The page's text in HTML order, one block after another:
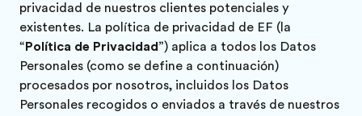
privacidad de nuestros clientes potenciales y
existentes. La política de privacidad de EF (la
“Política de Privacidad”) aplica a todos los Datos
Personales (como se define a continuación)
procesados por nosotros, incluidos los Datos
Personales recogidos o enviados a través de nuestros